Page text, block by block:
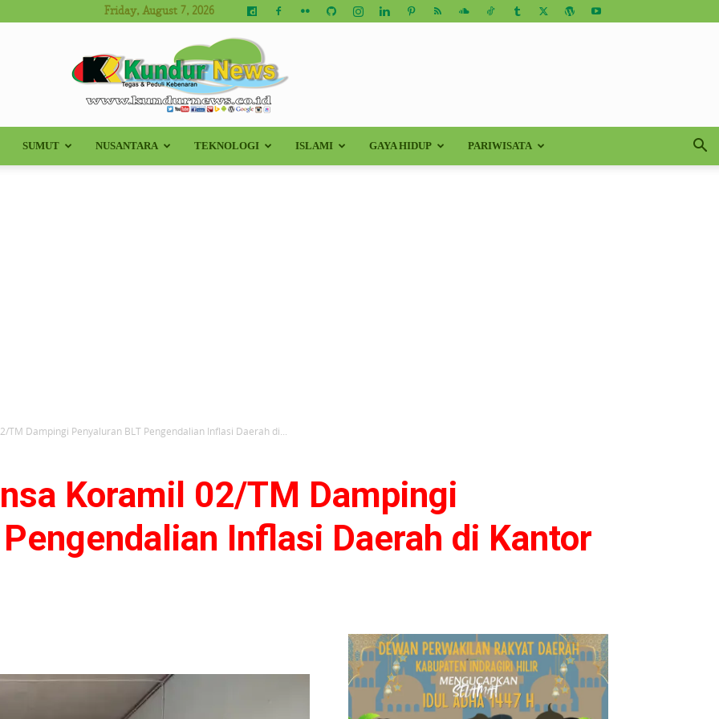
Friday, August 7, 2026
Kundur
SUMUT NUSANTARA TEKNOLOGI ISLAMI GAYA HIDUP PARIWISATA
TM Dampingi Penyaluran BLT Pengendalian Inflasi Daerah di...
Koramil 02/TM Dampingi
Inflasi Daerah di Kantor